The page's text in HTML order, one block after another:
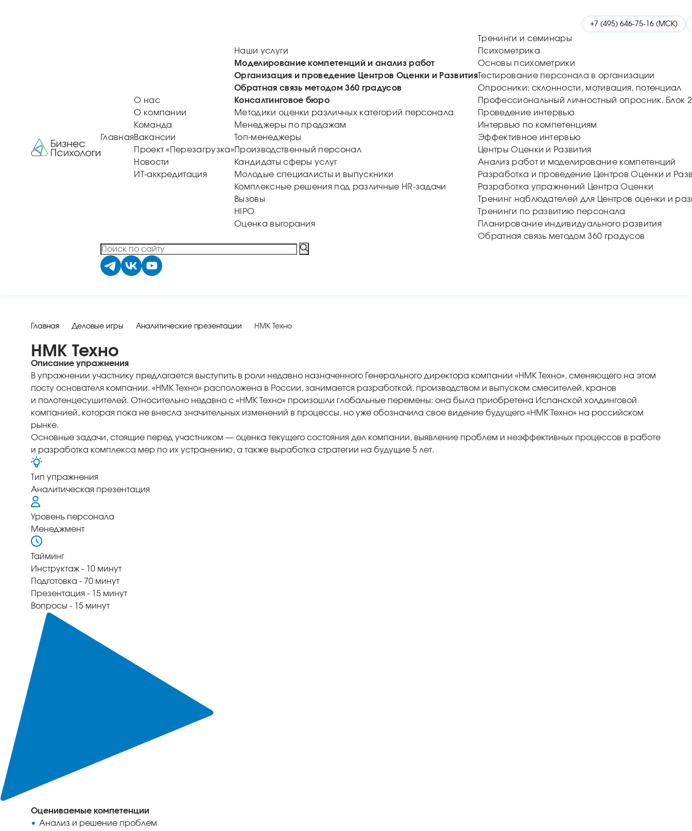
+7 (495) 646-75-16 (МСК)
Главная
О нас
О компании
Команда
Вакансии
Проект «Перезагрузка»
Новости
ИТ-аккредитация
Наши услуги
Моделирование компетенций и анализ работ
Организация и проведение Центров Оценки и Развития
Обратная связь методом 360 градусов
Консалтинговое бюро
Методики оценки различных категорий персонала
Менеджеры по продажам
Топ-менеджеры
Производственный персонал
Кандидаты сферы услуг
Молодые специалисты и выпускники
Комплексные решения под различные HR-задачи
Вызовы
HIPO
Оценка выгорания
Тренинги и семинары
Психометрика
Основы психометрики
Тестирование персонала в организации
Опросники: склонности, мотивация, потенциал
Профессиональный личностный опросник. Блок
Проведение интервью
Интервью по компетенциям
Эффективное интервью
Центры Оценки и Развития
Анализ работ и моделирование компетенций
Разработка и проведение Центров Оценки и
Разработка упражнений Центра Оценки
Тренинг наблюдателей для Центров оценки и
Тренинги по развитию персонала
Планирование индивидуального развития
Обратная связь методом 360 градусов
Главная Деловые игры Аналитические презентации НМК Техно
НМК Техно
Описание упражнения
В упражнении участнику предлагается выступить в роли недавно назначенного Генерального директора компании «НМК Техно», сменяющего на этом
посту основателя компании. «НМК Техно» расположена в России, занимается разработкой, производством и выпуском смесителей, кранов
и полотенцесушителей. Относительно недавно с «НМК Техно» произошли глобальные перемены: она была приобретена Испанской холдинговой
компанией, которая пока не внесла значительных изменений в процессы, но уже обозначила свое видение будущего «НМК Техно» на российском
рынке.
Основные задачи, стоящие перед участником — оценка текущего состояния дел компании, выявление проблем и неэффективных процессов в работе
и разработка комплекса мер по их устранению, а также выработка стратегии на будущие 5 лет.
Тип упражнения
Аналитическая презентация
Уровень персонала
Менеджмент
Тайминг
Инструктаж - 10 минут
Подготовка - 70 минут
Презентация - 15 минут
Вопросы - 15 минут
Оцениваемые компетенции
Анализ и решение проблем